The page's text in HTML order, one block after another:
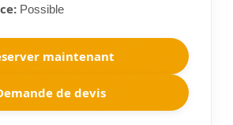
Possible
maintenant
de devis